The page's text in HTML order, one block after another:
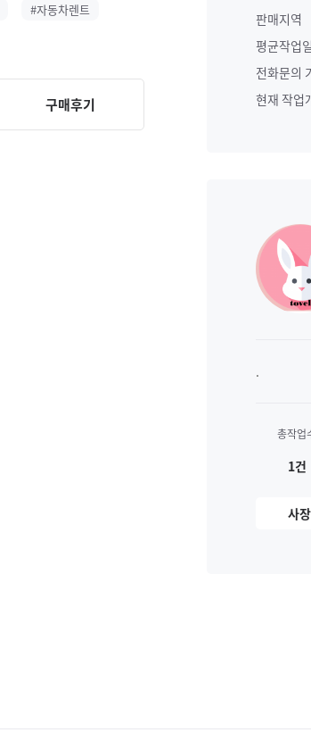
#자동차렌트
구매후기
판매지역
평균작업일
전화문의
현재 작업
.
총작업
1건
사